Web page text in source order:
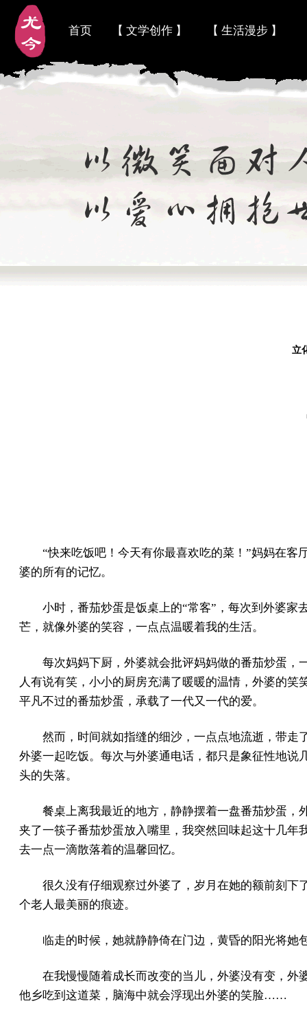
首页 【 文学创作 】 【 生活漫步 】
立
“快来吃饭吧！今天有你最喜欢吃的菜！”妈妈在
婆的所有的记忆。
小时，番茄炒蛋是饭桌上的“常客”，每次到外婆
芒，就像外婆的笑容，一点点温暖着我的生活。
每次妈妈下厨，外婆就会批评妈妈做的番茄炒蛋，
人有说有笑，小小的厨房充满了暖暖的温情，外婆的
平凡不过的番茄炒蛋，承载了一代又一代的爱。
然而，时间就如指缝的细沙，一点点地流逝，带走
外婆一起吃饭。每次与外婆通电话，都只是象征性地
头的失落。
餐桌上离我最近的地方，静静摆着一盘番茄炒蛋，
夹了一筷子番茄炒蛋放入嘴里，我突然回味起这十几
去一点一滴散落着的温馨回忆。
很久没有仔细观察过外婆了，岁月在她的额前刻下
个老人最美丽的痕迹。
临走的时候，她就静静倚在门边，黄昏的阳光将
在我慢慢随着成长而改变的当儿，外婆没有变，外
他乡吃到这道菜，脑海中就会浮现出外婆的笑脸……